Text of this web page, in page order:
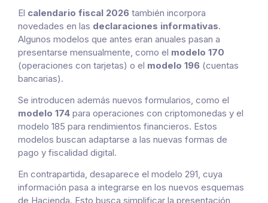
El calendario fiscal 2026 también incorpora
novedades en las declaraciones informativas.
Algunos modelos que antes eran anuales pasan a
presentarse mensualmente, como el modelo 170
(operaciones con tarjetas) o el modelo 196 (cuentas
bancarias).
Se introducen además nuevos formularios, como el
modelo 174 para operaciones con criptomonedas y el
modelo 185 para rendimientos financieros. Estos
modelos buscan adaptarse a las nuevas formas de
pago y fiscalidad digital.
En contrapartida, desaparece el modelo 291, cuya
información pasa a integrarse en los nuevos esquemas
de Hacienda. Esto busca simplificar la presentación,